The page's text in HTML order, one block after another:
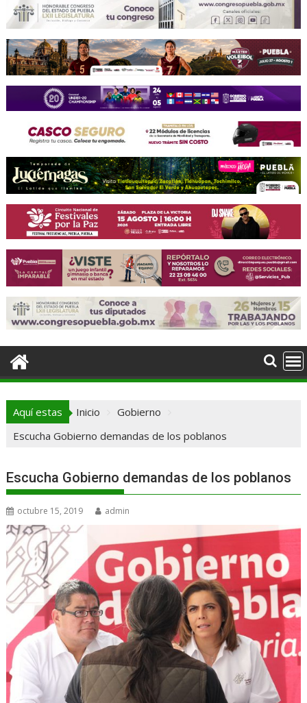
Aquí estas Inicio
Gobierno
Escucha Gobierno demandas de los poblanos
Escucha Gobierno demandas de los poblanos
octubre 15, 2019 admin